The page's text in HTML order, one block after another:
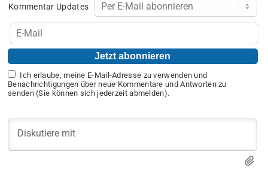
Kommentar Updates
Ich erlaube, meine E-Mail-Adresse zu verwenden und
Benachrichtigungen über neue Kommentare und Antworten zu
senden (Sie können sich jederzeit abmelden).